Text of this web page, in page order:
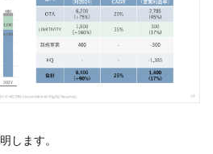
します。